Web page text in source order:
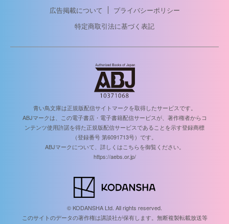
広告掲載について
プライバシーポリシー
特定商取引法に基づく表記
青い鳥文庫は正規版配信サイトマークを取得したサービスです。
ABJマークは、この電子書店・電子書籍配信サービスが、著作権者からコ
ンテンツ使用許諾を得た正規版配信サービスであることを示す登録商標
（登録番号 第6091713号）です。
ABJマークについて、詳しくはこちらを御覧ください。
https://aebs.or.jp/
© KODANSHA Ltd. All rights reserved.
このサイトのデータの著作権は講談社が保有します。無断複製転載放送等